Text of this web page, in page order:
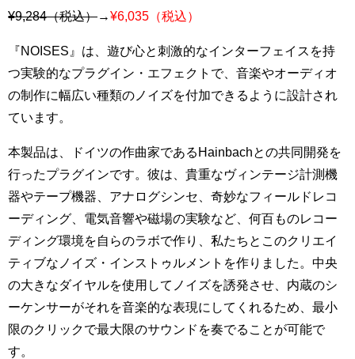
¥9,284（税込）→¥6,035（税込）
『NOISES』は、遊び心と刺激的なインターフェイスを持
つ実験的なプラグイン・エフェクトで、音楽やオーディオ
の制作に幅広い種類のノイズを付加できるように設計され
ています。
本製品は、ドイツの作曲家であるHainbachとの共同開発を
行ったプラグインです。彼は、貴重なヴィンテージ計測機
器やテープ機器、アナログシンセ、奇妙なフィールドレコ
ーディング、電気音響や磁場の実験など、何百ものレコー
ディング環境を自らのラボで作り、私たちとこのクリエイ
ティブなノイズ・インストゥルメントを作りました。中央
の大きなダイヤルを使用してノイズを誘発させ、内蔵のシ
ーケンサーがそれを音楽的な表現にしてくれるため、最小
限のクリックで最大限のサウンドを奏でることが可能で
す。